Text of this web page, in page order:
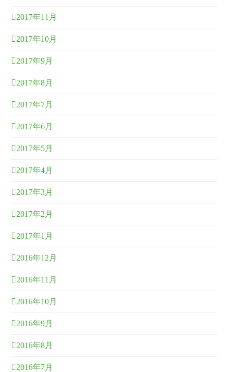
2017年11月
2017年10月
2017年9月
2017年8月
2017年7月
2017年6月
2017年5月
2017年4月
2017年3月
2017年2月
2017年1月
2016年12月
2016年11月
2016年10月
2016年9月
2016年8月
2016年7月